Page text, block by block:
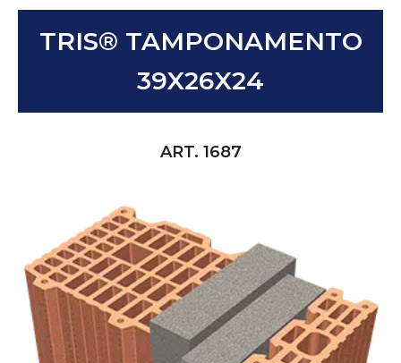
TRIS® TAMPONAMENTO
39X26X24
ART. 1687